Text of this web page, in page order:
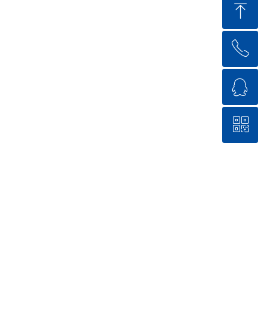
ꁸ
回到顶部
ꂅ
ꁗ
QQ客服
ꀥ